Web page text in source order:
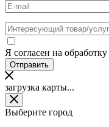
Я согласен на обработку
загрузка карты...
Выберите город